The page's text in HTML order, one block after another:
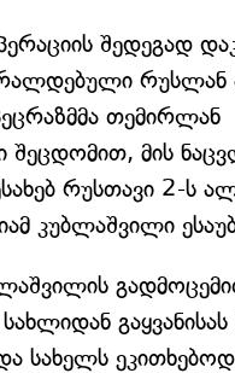
შედეგად
რუსლან
თემირლან
შეცდომით, მის
რუსთავი 2-ს
კუბლაშვილი
გაყვანისას
სახელს